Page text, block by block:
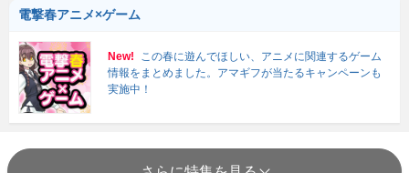
電撃春アニメ×ゲーム
New!
この春に遊んでほしい、アニメに関連するゲーム
情報をまとめました。アマギフが当たるキャンペーンも
実施中！